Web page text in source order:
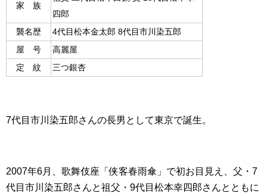
家 族
四郎
襲名歴
4代目松本金太郎 8代目市川染五郎
屋 号
高麗屋
定 紋
三つ銀杏
7代目市川染五郎さんの長男として東京で誕生。
2007年6月、歌舞伎座「侠客春雨傘」で初お目見え、父・7
代目市川染五郎さんと祖父・9代目松本幸四郎さんとともに